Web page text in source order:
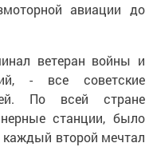
авиации до
ветеран войны и
- все советские
По всей стране
станции, было
второй мечтал